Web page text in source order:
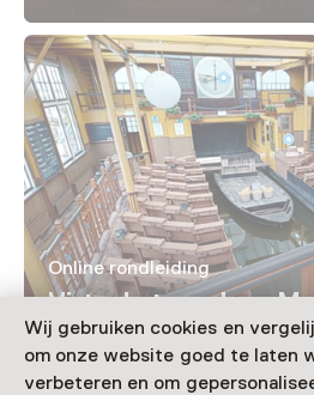
Wij gebruiken cookies en
om onze website goed te laten
verbeteren en om
Online rondleiding
Virtuele tour door
BroekerVeiling
Voor 5 t/m 12 jaar